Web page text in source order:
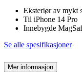
Eksteriør av mykt
Til iPhone 14 Pro
Innebygde
Se alle spesifikasjoner
Mer informasjon